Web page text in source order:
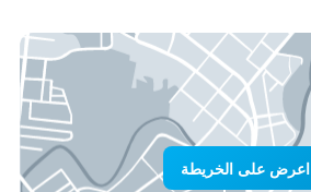
اعرض على الخريطة